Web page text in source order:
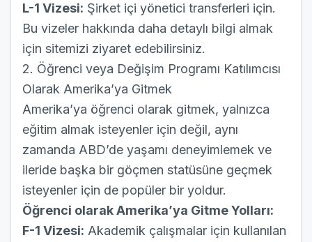
L-1 Vizesi: Şirket içi yönetici transferleri için.
Bu vizeler hakkında daha detaylı bilgi almak
için sitemizi ziyaret edebilirsiniz.
2. Öğrenci veya Değişim Programı Katılımcısı
Olarak Amerika’ya Gitmek
Amerika’ya öğrenci olarak gitmek, yalnızca
eğitim almak isteyenler için değil, aynı
zamanda ABD’de yaşamı deneyimlemek ve
ileride başka bir göçmen statüsüne geçmek
isteyenler için de popüler bir yoldur.
Öğrenci olarak Amerika’ya Gitme Yolları:
F-1 Vizesi: Akademik çalışmalar için kullanılan